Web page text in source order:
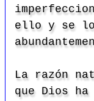
ello y se lo
La razón
que Dios